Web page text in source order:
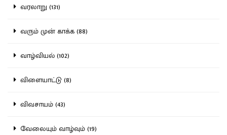
வரலாறு (131)
வரும் முன் காக்க (88)
வாழ்வியல் (102)
விளையாட்டு (8)
விவசாயம் (43)
வேலையும் வாழ்வும் (19)